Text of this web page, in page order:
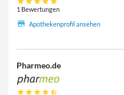
1 Bewertungen
Apothekenprofil ansehen
Pharmeo.de